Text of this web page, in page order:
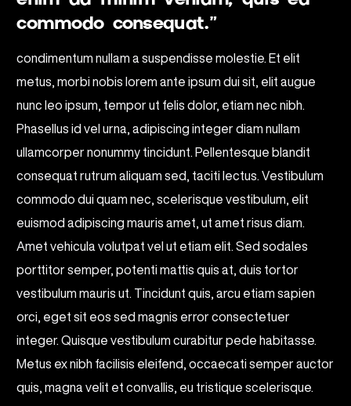
commodo consequat.”
condimentum nullam a suspendisse molestie. Et elit
metus, morbi nobis lorem ante ipsum dui sit, elit augue
nunc leo ipsum, tempor ut felis dolor, etiam nec nibh.
Phasellus id vel urna, adipiscing integer diam nullam
ullamcorper nonummy tincidunt. Pellentesque blandit
consequat rutrum aliquam sed, taciti lectus. Vestibulum
commodo dui quam nec, scelerisque vestibulum, elit
euismod adipiscing mauris amet, ut amet risus diam.
Amet vehicula volutpat vel ut etiam elit. Sed sodales
porttitor semper, potenti mattis quis at, duis tortor
vestibulum mauris ut. Tincidunt quis, arcu etiam sapien
orci, eget sit eos sed magnis error consectetuer
integer. Quisque vestibulum curabitur pede habitasse.
Metus ex nibh facilisis eleifend, occaecati semper auctor
quis, magna velit et convallis, eu tristique scelerisque.